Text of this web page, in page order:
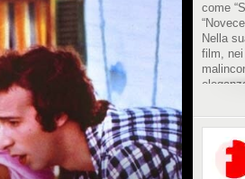
come
Nella
film,